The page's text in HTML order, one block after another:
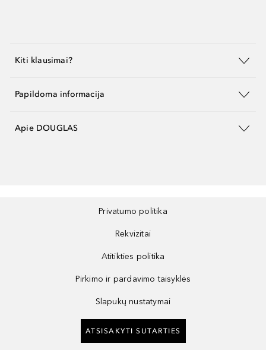
Kiti klausimai?
Papildoma informacija
Apie DOUGLAS
Privatumo politika
Rekvizitai
Atitikties politika
Pirkimo ir pardavimo taisyklės
Slapukų nustatymai
ATSISAKYTI SUTARTIES